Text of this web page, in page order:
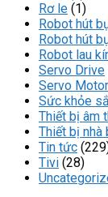
Rơ le (1)
Robot hút
Robot hút
Robot lau
Servo Drive
Servo Motor
Sức khỏe
Thiết bị âm
Thiết bị nhà
Tin tức
Tivi (28)